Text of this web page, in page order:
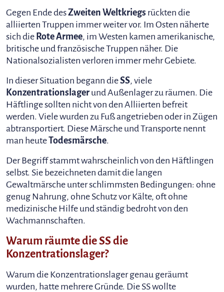
Gegen Ende desZweiten Weltkriegs rückten die
alliierten Truppen immer weiter vor. Im Osten näherte
sich die Rote Armee, im Westen kamen amerikanische,
britische und französische Truppen näher. Die
Nationalsozialisten verloren immer mehr Gebiete.
In dieser Situation begann dieSS, viele
Konzentrationslager und Außenlager zu räumen. Die
Häftlinge sollten nicht von den Alliierten befreit
werden. Viele wurden zu Fuß angetrieben oder in Zügen
abtransportiert. Diese Märsche und Transporte nennt
man heuteTodesmärsche.
Der Begriff stammt wahrscheinlich von den Häftlingen
selbst. Sie bezeichneten damit die langen
Gewaltmärsche unter schlimmsten Bedingungen: ohne
genug Nahrung, ohne Schutz vor Kälte, oft ohne
medizinische Hilfe und ständig bedroht von den
Wachmannschaften.
Warum räumte die SS die
Konzentrationslager?
Warum die Konzentrationslager genau geräumt
wurden, hatte mehrere Gründe. Die SS wollte